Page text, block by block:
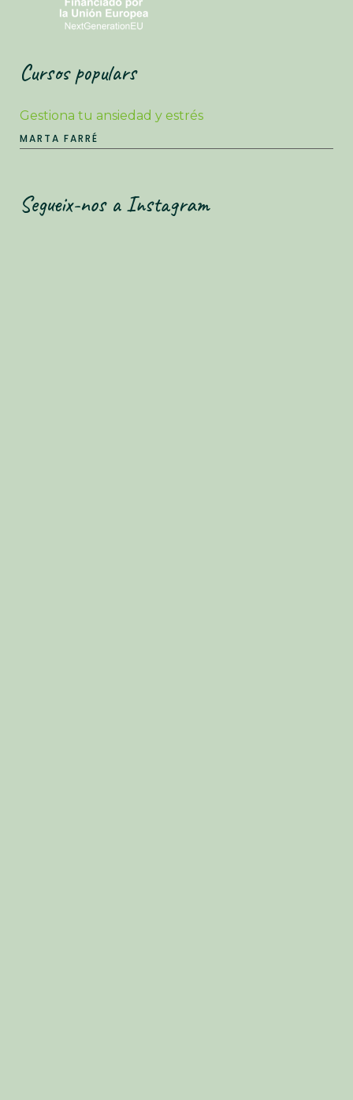
Cursos populars
Gestiona tu ansiedad y estrés
MARTA FARRÉ
Segueix-nos a Instagram